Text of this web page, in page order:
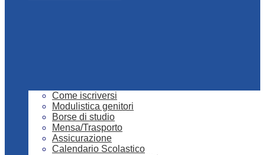
Come iscriversi
Modulistica genitori
Borse di studio
Mensa/Trasporto
Assicurazione
Calendario Scolastico